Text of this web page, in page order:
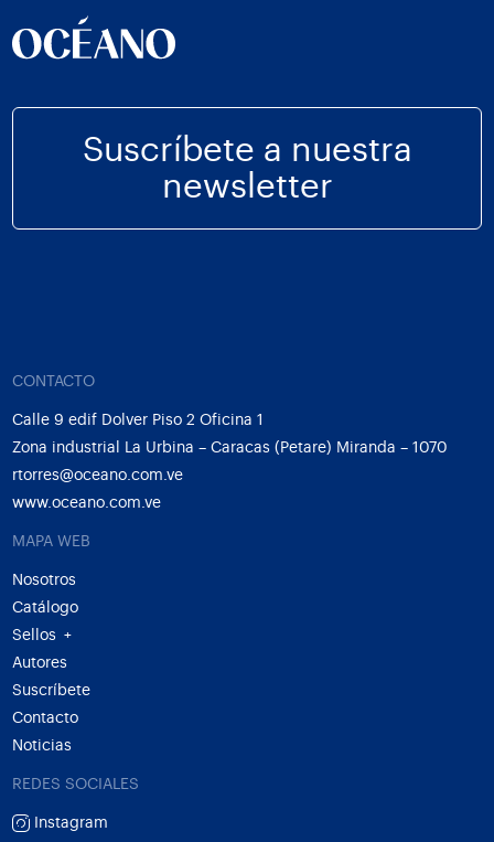
Suscríbete a nuestra
newsletter
CONTACTO
Calle 9 edif Dolver Piso 2 Oficina 1
Zona industrial La Urbina – Caracas (Petare) Miranda – 1070
rtorres@oceano.com.ve
www.oceano.com.ve
MAPA WEB
Nosotros
Catálogo
Sellos
+
Autores
Suscríbete
Contacto
Noticias
REDES SOCIALES
Instagram